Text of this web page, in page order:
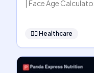
| Face Age
👩‍⚕️ Healthcare